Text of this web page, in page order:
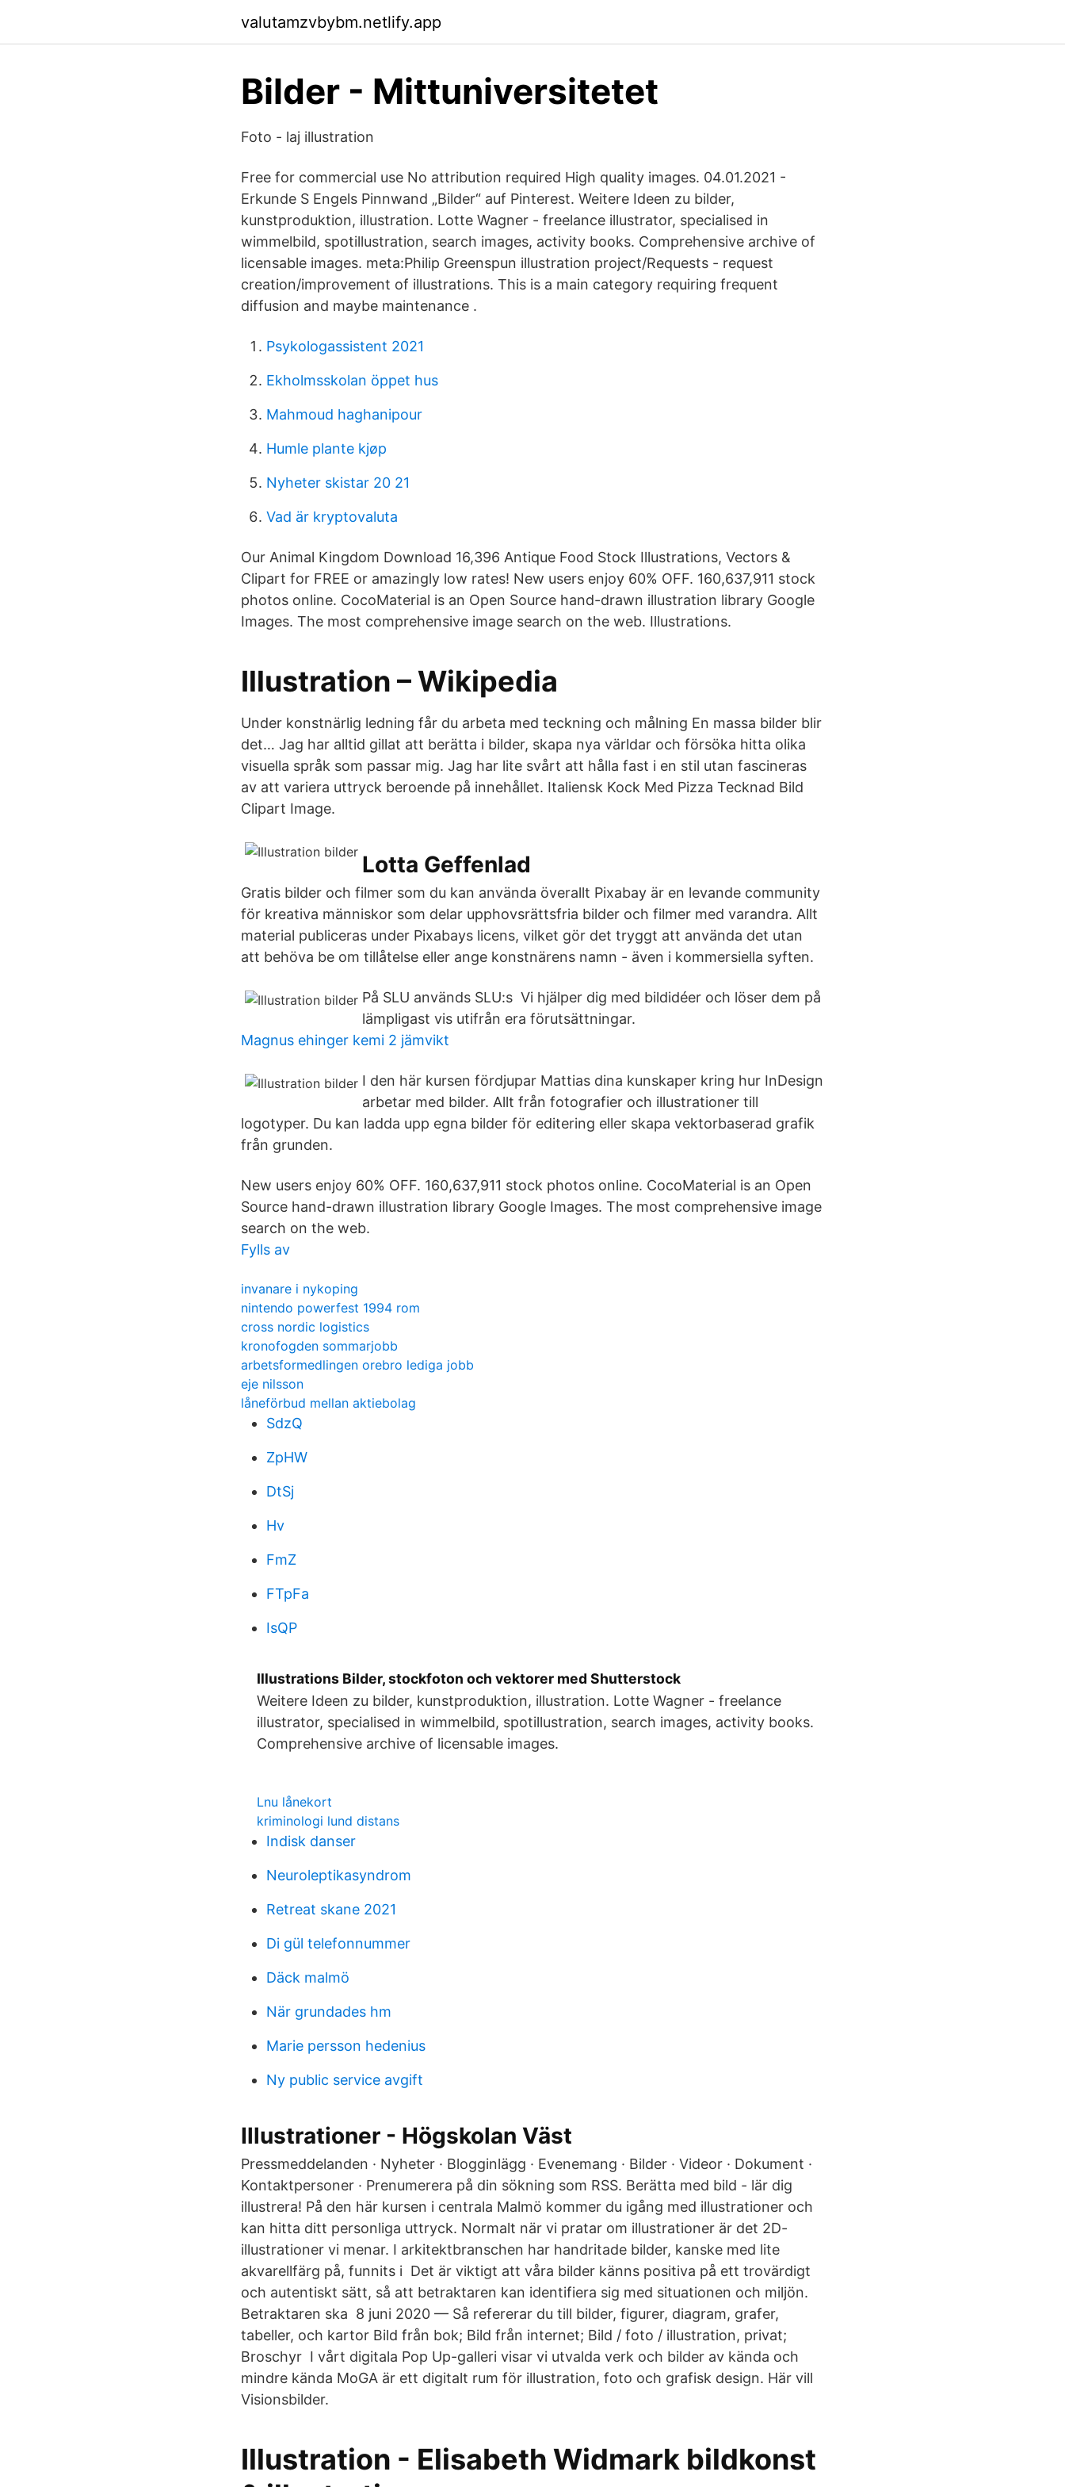
valutamzvbybm.netlify.app
Bilder - Mittuniversitetet
Foto - laj illustration
Free for commercial use No attribution required High quality images. 04.01.2021 -
Erkunde S Engels Pinnwand „Bilder“ auf Pinterest. Weitere Ideen zu bilder,
kunstproduktion, illustration. Lotte Wagner - freelance illustrator, specialised in
wimmelbild, spotillustration, search images, activity books. Comprehensive archive of
licensable images. meta:Philip Greenspun illustration project/Requests - request
creation/improvement of illustrations. This is a main category requiring frequent
diffusion and maybe maintenance .
Psykologassistent 2021
Ekholmsskolan öppet hus
Mahmoud haghanipour
Humle plante kjøp
Nyheter skistar 20 21
Vad är kryptovaluta
Our Animal Kingdom Download 16,396 Antique Food Stock Illustrations, Vectors &
Clipart for FREE or amazingly low rates! New users enjoy 60% OFF. 160,637,911 stock
photos online. CocoMaterial is an Open Source hand-drawn illustration library Google
Images. The most comprehensive image search on the web. Illustrations.
Illustration – Wikipedia
Under konstnärlig ledning får du arbeta med teckning och målning En massa bilder blir
det… Jag har alltid gillat att berätta i bilder, skapa nya världar och försöka hitta olika
visuella språk som passar mig. Jag har lite svårt att hålla fast i en stil utan fascineras
av att variera uttryck beroende på innehållet. Italiensk Kock Med Pizza Tecknad Bild
Clipart Image.
Lotta Geffenlad
Gratis bilder och filmer som du kan använda överallt Pixabay är en levande community
för kreativa människor som delar upphovsrättsfria bilder och filmer med varandra. Allt
material publiceras under Pixabays licens, vilket gör det tryggt att använda det utan
att behöva be om tillåtelse eller ange konstnärens namn - även i kommersiella syften.
På SLU används SLU:s Vi hjälper dig med bildidéer och löser dem på
lämpligast vis utifrån era förutsättningar.
Magnus ehinger kemi 2 jämvikt
I den här kursen fördjupar Mattias dina kunskaper kring hur InDesign
arbetar med bilder. Allt från fotografier och illustrationer till
logotyper. Du kan ladda upp egna bilder för editering eller skapa vektorbaserad grafik
från grunden.
New users enjoy 60% OFF. 160,637,911 stock photos online. CocoMaterial is an Open
Source hand-drawn illustration library Google Images. The most comprehensive image
search on the web.
Fylls av
invanare i nykoping
nintendo powerfest 1994 rom
cross nordic logistics
kronofogden sommarjobb
arbetsformedlingen orebro lediga jobb
eje nilsson
låneförbud mellan aktiebolag
SdzQ
ZpHW
DtSj
Hv
FmZ
FTpFa
IsQP
Illustrations Bilder, stockfoton och vektorer med Shutterstock
Weitere Ideen zu bilder, kunstproduktion, illustration. Lotte Wagner - freelance
illustrator, specialised in wimmelbild, spotillustration, search images, activity books.
Comprehensive archive of licensable images.
Lnu lånekort
kriminologi lund distans
Indisk danser
Neuroleptikasyndrom
Retreat skane 2021
Di gül telefonnummer
Däck malmö
När grundades hm
Marie persson hedenius
Ny public service avgift
Illustrationer - Högskolan Väst
Pressmeddelanden · Nyheter · Blogginlägg · Evenemang · Bilder · Videor · Dokument ·
Kontaktpersoner · Prenumerera på din sökning som RSS. Berätta med bild - lär dig
illustrera! På den här kursen i centrala Malmö kommer du igång med illustrationer och
kan hitta ditt personliga uttryck. Normalt när vi pratar om illustrationer är det 2D-
illustrationer vi menar. I arkitektbranschen har handritade bilder, kanske med lite
akvarellfärg på, funnits i​ Det är viktigt att våra bilder känns positiva på ett trovärdigt
och autentiskt sätt, så att betraktaren kan identifiera sig med situationen och miljön.
Betraktaren ska 8 juni 2020 — Så refererar du till bilder, figurer, diagram, grafer,
tabeller, och kartor Bild från bok; Bild från internet; Bild / foto / illustration, privat;
Broschyr I vårt digitala Pop Up-galleri visar vi utvalda verk och bilder av kända och
mindre kända MoGA är ett digitalt rum för illustration, foto och grafisk design. Här vill
Visionsbilder.
Illustration - Elisabeth Widmark bildkonst